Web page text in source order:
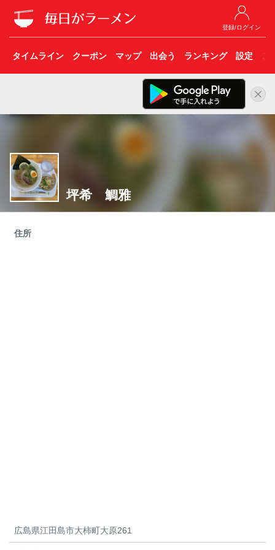
登録/ログイン
タイムライン クーポン マップ 出会う ランキング 設定 こ
坪希 鯛雅
住所
広島県江田島市大柿町大原261